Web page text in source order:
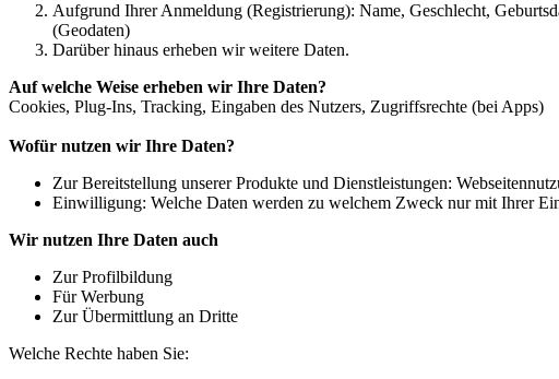
Aufgrund Ihrer Anmeldung (Registrierung): Name, Geschlecht,
(Geodaten)
Darüber hinaus erheben wir weitere Daten.
Auf welche Weise erheben wir Ihre Daten?
Cookies, Plug-Ins, Tracking, Eingaben des Nutzers, Zugriffsrechte (bei Apps)
Wofür nutzen wir Ihre Daten?
Zur Bereitstellung unserer Produkte und Dienstleistungen:
Einwilligung: Welche Daten werden zu welchem Zweck nur mit Ihrer
Wir nutzen Ihre Daten auch
Zur Profilbildung
Für Werbung
Zur Übermittlung an Dritte
Welche Rechte haben Sie: